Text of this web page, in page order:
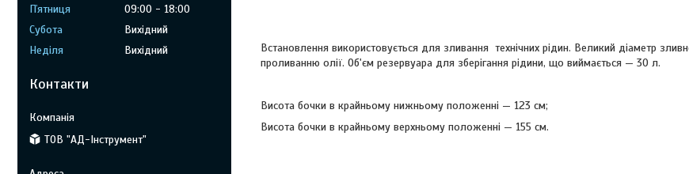
Встановлення використовується для зливання технічних рідин. Великий діаметр
проливанню олії. Об'єм резервуара для зберігання рідини, що виймається — 30 л.
Висота бочки в крайньому нижньому положенні — 123 см;
Висота бочки в крайньому верхньому положенні — 155 см.
Пʼятниця
09:00
18:00
Субота
Вихідний
Неділя
Вихідний
Контакти
ТОВ "АД-Інструмент"